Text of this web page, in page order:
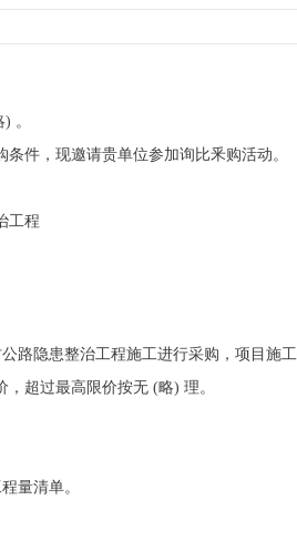
。
件，现邀请贵单位参加询比釆购活动。
工程
路隐患整治工程施工进行采购，项目施
超过最高限价按无 (略) 理。
量清单。